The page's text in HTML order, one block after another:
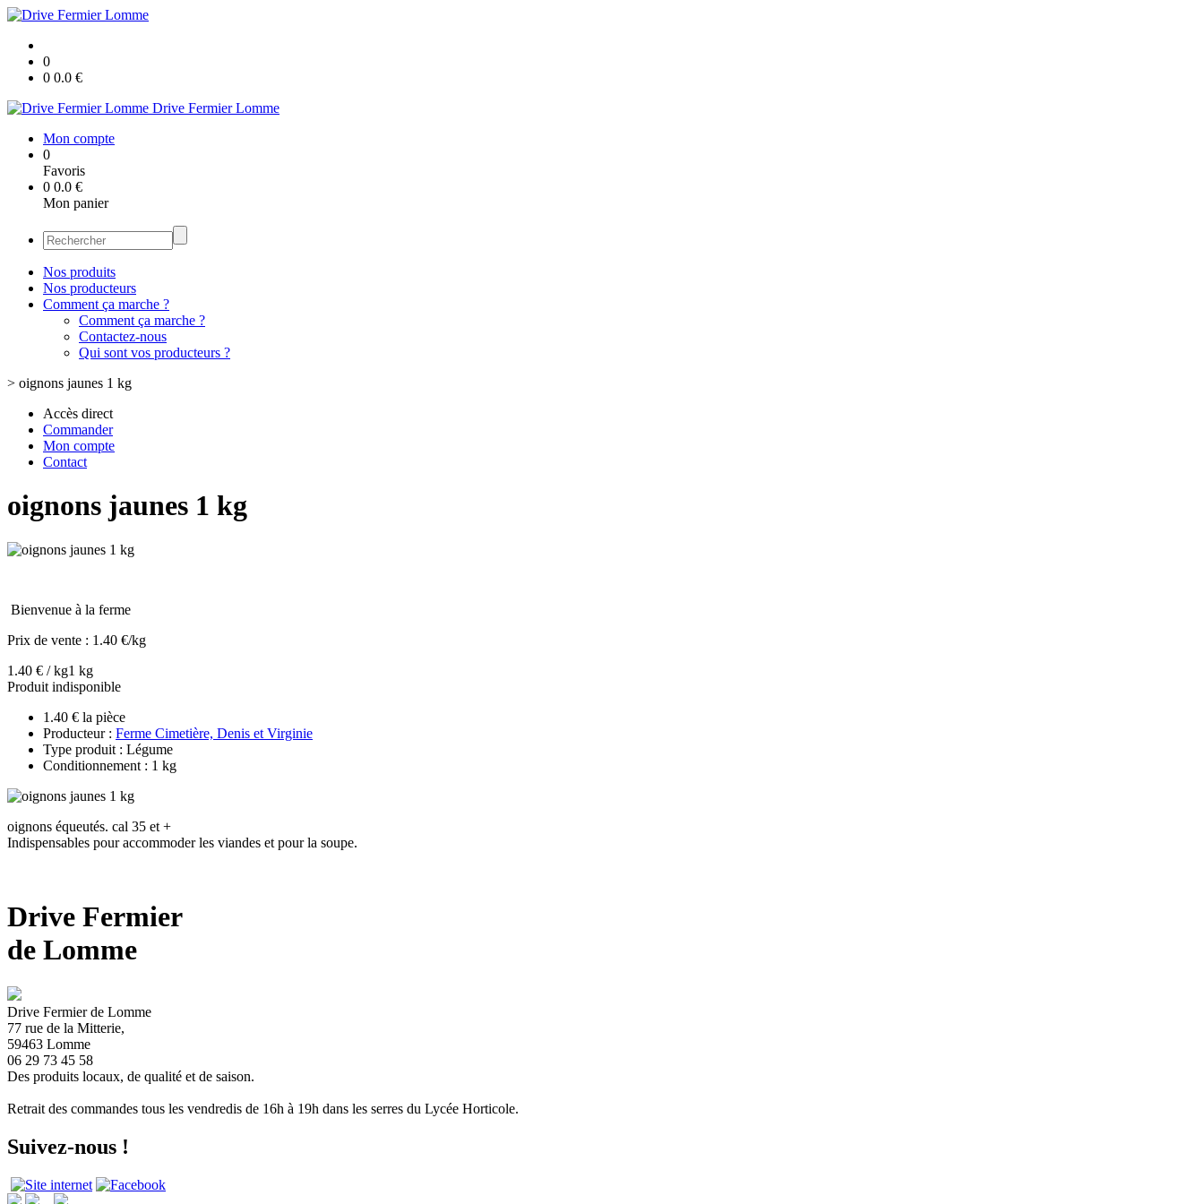
0
0 0.0 €
Drive Fermier Lomme
Mon compte
0
Favoris
0 0.0 €
Mon panier
Nos produits
Nos producteurs
Comment ça marche ?
Comment ça marche ?
Contactez-nous
Qui sont vos producteurs ?
> oignons jaunes 1 kg
Accès direct
Commander
Mon compte
Contact
oignons jaunes 1 kg
Bienvenue à la ferme
Prix de vente : 1.40 €/kg
1.40 € / kg1 kg
Produit indisponible
1.40 € la pièce
Producteur : Ferme Cimetière, Denis et Virginie
Type produit : Légume
Conditionnement : 1 kg
oignons équeutés. cal 35 et +
Indispensables pour accommoder les viandes et pour la soupe.
Drive Fermier
de Lomme
Drive Fermier de Lomme
77 rue de la Mitterie,
59463 Lomme
06 29 73 45 58
Des produits locaux, de qualité et de saison.
Retrait des commandes tous les vendredis de 16h à 19h dans les serres du Lycée Horticole.
Suivez-nous !